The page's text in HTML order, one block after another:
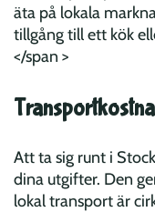
äta på lokala
tillgång till ett kök
</span >
Att ta sig runt i
dina utgifter. Den
lokal transport är